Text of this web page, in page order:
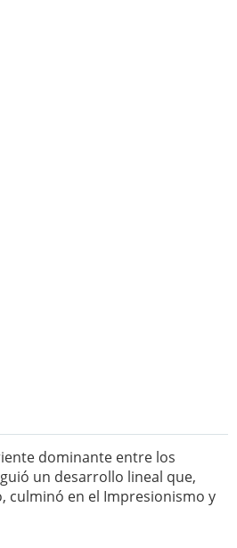
dominante entre los
un desarrollo lineal que,
culminó en el Impresionismo y